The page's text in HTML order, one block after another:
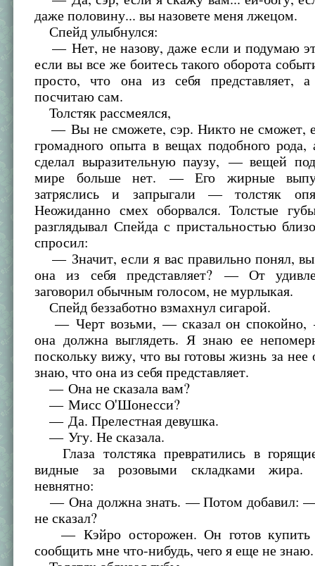
даже половину... вы назовете меня лжецом.
Спейд улыбнулся:
— Нет, не назову, даже если и подумаю
если вы все же боитесь такого оборота
просто, что она из себя представляет,
посчитаю сам.
Толстяк рассмеялся,
— Вы не сможете, сэр. Никто не сможет,
громадного опыта в вещах подобного
сделал выразительную паузу, — вещей
мире больше нет. — Его жирные
затряслись и запрыгали — толстяк
Неожиданно смех оборвался. Толстые
разглядывал Спейда с пристальностью
спросил:
— Значит, если я вас правильно понял, вы
она из себя представляет? — От
заговорил обычным голосом, не мурлыкая.
Спейд беззаботно взмахнул сигарой.
— Черт возьми, — сказал он спокойно,
она должна выглядеть. Я знаю ее
поскольку вижу, что вы готовы жизнь за нее
знаю, что она из себя представляет.
— Она не сказала вам?
— Мисс О'Шонесси?
— Да. Прелестная девушка.
— Угу. Не сказала.
Глаза толстяка превратились в
видные за розовыми складками жира.
невнятно:
— Она должна знать. — Потом добавил:
не сказал?
— Кэйро осторожен. Он готов купить
сообщить мне что-нибудь, чего я еще не знаю.